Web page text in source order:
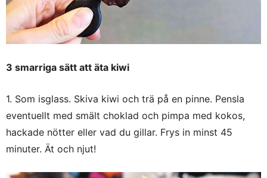
3 smarriga sätt att äta kiwi
1. Som isglass. Skiva kiwi och trä på en pinne. Pensla
eventuellt med smält choklad och pimpa med kokos,
hackade nötter eller vad du gillar. Frys in minst 45
minuter. Ät och njut!